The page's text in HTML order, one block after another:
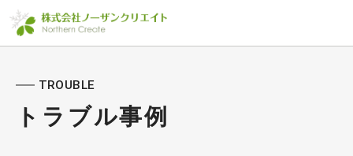
TROUBLE
トラブル事例